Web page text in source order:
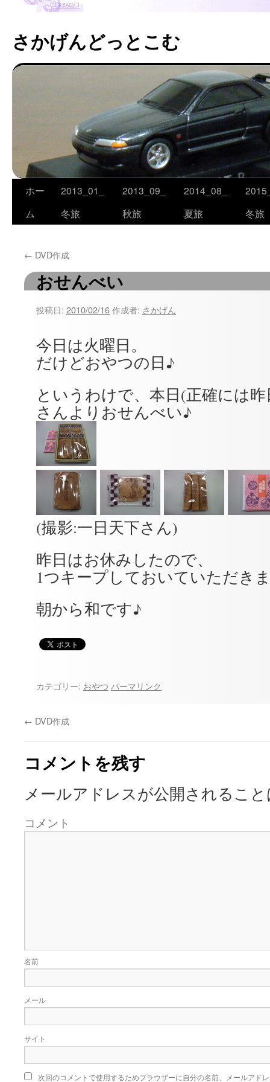
さかげんどっとこむ
コ
ン
ツ
ホー
ム
2013_01_
冬旅
2013_09_
秋旅
2014_08_
夏旅
冬旅
← DVD作成
おせんべい
投稿日: 2010/02/16作成者: さかげん
今日は火曜日。
だけどおやつの日♪
というわけで、本日(正確には
さんよりおせんべい♪
(撮影:一日天下さん)
昨日はお休みしたので、
1つキープしておいていただき
朝から和です♪
カテゴリー: おやつ パーマリンク
← DVD作成
コメントを残す
メールアドレスが公開されるこ
コメント
名前
メール
サイト
次回のコメントで使用するためブラウザーに自分の名前、メールアド